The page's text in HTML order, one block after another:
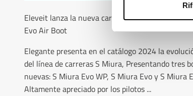
Eleveit lanza la nueva carrera de carreras boile
Evo Air Boot
Elegante presenta en el catálogo 2024 la
del línea de carreras S Miura, Presentando tres
nuevas: S Miura Evo WP, S Miura Evo y S Miura
Altamente apreciado por los pilotos ...